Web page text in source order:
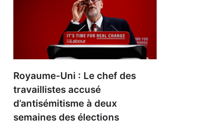
Royaume-Uni : Le chef des
travaillistes accusé
d’antisémitisme à deux
semaines des élections